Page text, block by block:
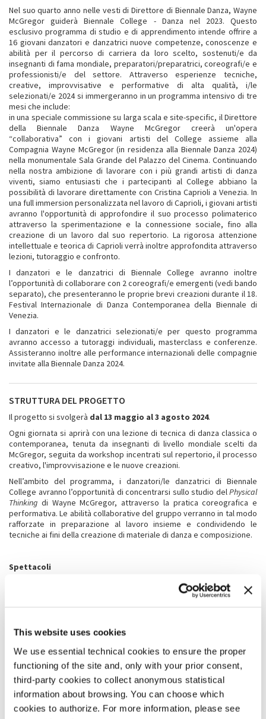
This website uses cookies
We use essential technical cookies to ensure the proper
functioning of the site and, only with your prior consent,
third-party cookies to collect anonymous statistical
information about browsing. You can choose which
cookies to authorize. For more information, please see
Nel suo quarto anno nelle vesti di Direttore di Biennale Danza, Wayne
McGregor guiderà Biennale College - Danza nel 2023. Questo
esclusivo programma di studio e di apprendimento intende offrire a
16 giovani danzatori e danzatrici nuove competenze, conoscenze e
abilità per il percorso di carriera da loro scelto, sostenuti/e da
insegnanti di fama mondiale, preparatori/preparatrici, coreografi/e e
professionisti/e del settore. Attraverso esperienze tecniche,
creative, improvvisative e performative di alta qualità, i/le
selezionati/e 2024 si immergeranno in un programma intensivo di tre
mesi che include:
in una speciale commissione su larga scala e site-specific, il Direttore
della Biennale Danza Wayne McGregor creerà un'opera
“collaborativa” con i giovani artisti del College assieme alla
Compagnia Wayne McGregor (in residenza alla Biennale Danza 2024)
nella monumentale Sala Grande del Palazzo del Cinema. Continuando
nella nostra ambizione di lavorare con i più grandi artisti di danza
viventi, siamo entusiasti che i partecipanti al College abbiano la
possibilità di lavorare direttamente con Cristina Caprioli a Venezia. In
una full immersion personalizzata nel lavoro di Caprioli, i giovani artisti
avranno l'opportunità di approfondire il suo processo polimaterico
attraverso la sperimentazione e la connessione sociale, fino alla
creazione di un lavoro dal suo repertorio. La rigorosa attenzione
intellettuale e teorica di Caprioli verrà inoltre approfondita attraverso
lezioni, tutoraggio e confronto.
I danzatori e le danzatrici di Biennale College avranno inoltre
l’opportunità di collaborare con 2 coreografi/e emergenti (vedi bando
separato), che presenteranno le proprie brevi creazioni durante il 18.
Festival Internazionale di Danza Contemporanea della Biennale di
Venezia.
I danzatori e le danzatrici selezionati/e per questo programma
avranno accesso a tutoraggi individuali, masterclass e conferenze.
Assisteranno inoltre alle performance internazionali delle compagnie
invitate alla Biennale Danza 2024.
STRUTTURA DEL PROGETTO
Il progetto si svolgerà dal 13 maggio al 3 agosto 2024.
Ogni giornata si aprirà con una lezione di tecnica di danza classica o
contemporanea, tenuta da insegnanti di livello mondiale scelti da
McGregor, seguita da workshop incentrati sul repertorio, il processo
creativo, l'improvvisazione e le nuove creazioni.
Nell’ambito del programma, i danzatori/le danzatrici di Biennale
College avranno l’opportunità di concentrarsi sullo studio delPhysical
Thinking di Wayne McGregor, attraverso la pratica coreografica e
performativa. Le abilità collaborative del gruppo verranno in tal modo
rafforzate in preparazione al lavoro insieme e condividendo le
tecniche ai fini della creazione di materiale di danza e composizione.
Spettacoli
della Biennale di Venezia, Biennale College presenterà i lavori in una
serie di contesti, dalle condivisioni sul palcoscenico agli eventi site
La selezione è aperta a partecipanti provenienti da tutto il mondo.
Cerchiamo giovani danzatori/danzatrici (+18 > 28 anni) con almeno tre
anni di formazione professionale (o equivalente) nella danza ad alto
livello tecnico e, soprattutto, che siano creativamente curiosi/e,
audaci e aperti/e.
CONDIZIONI E MODALITÀ DI PARTECIPAZIONE